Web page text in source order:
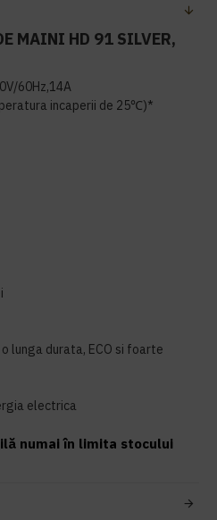
MAINI HD 91 SILVER,
60Hz,14A
incaperii de 25℃)*
lunga durata, ECO si foarte
electrica
numai în limita stocului